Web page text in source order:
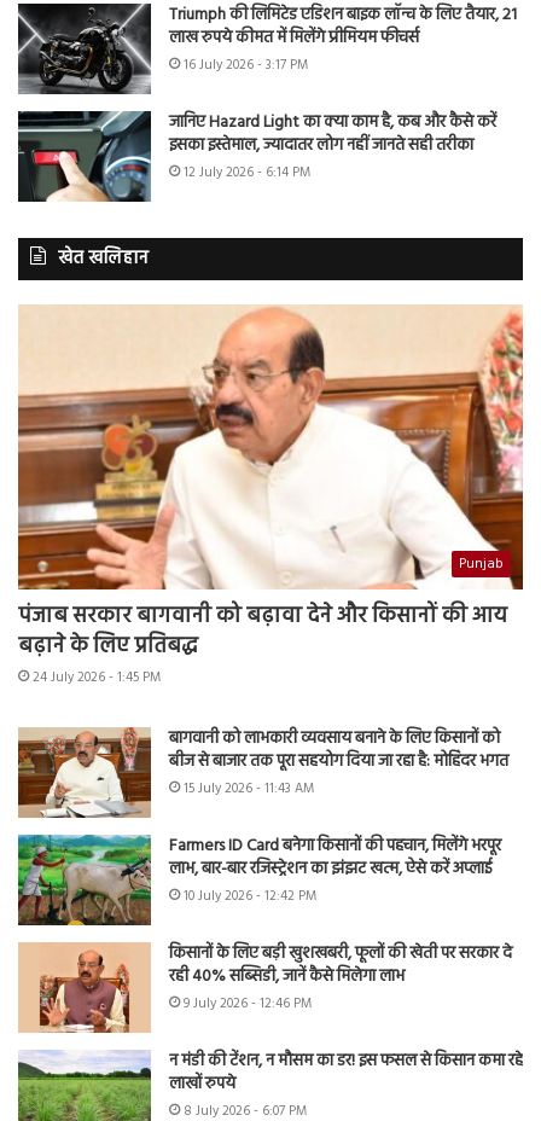
Triumph की लिमिटेड एडिशन बाइक लॉन्च के लिए तैयार, 21
लाख रुपये कीमत में मिलेंगे प्रीमियम फीचर्स
16 July 2026 - 3:17 PM
जानिए Hazard Light का क्या काम है, कब और कैसे करें
इसका इस्तेमाल, ज्यादातर लोग नहीं जानते सही तरीका
12 July 2026 - 6:14 PM
खेत खलिहान
Punjab
पंजाब सरकार बागवानी को बढ़ावा देने और किसानों की आय
बढ़ाने के लिए प्रतिबद्ध
24 July 2026 - 1:45 PM
बागवानी को लाभकारी व्यवसाय बनाने के लिए किसानों को
बीज से बाजार तक पूरा सहयोग दिया जा रहा है: मोहिंदर भगत
15 July 2026 - 11:43 AM
Farmers ID Card बनेगा किसानों की पहचान, मिलेंगे भरपूर
लाभ, बार-बार रजिस्ट्रेशन का झंझट खत्म, ऐसे करें अप्लाई
10 July 2026 - 12:42 PM
किसानों के लिए बड़ी खुशखबरी, फूलों की खेती पर सरकार दे
रही 40% सब्सिडी, जानें कैसे मिलेगा लाभ
9 July 2026 - 12:46 PM
न मंडी की टेंशन, न मौसम का डर! इस फसल से किसान कमा रहे
लाखों रुपये
8 July 2026 - 6:07 PM